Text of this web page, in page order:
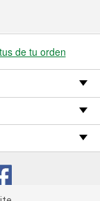
de tu orden